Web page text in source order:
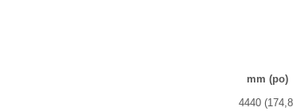
mm (po)
4440